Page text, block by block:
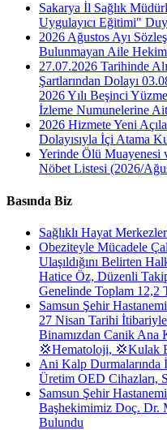
Sakarya İl Sağlık
Uygulayıcı Eğitimi"
2026 Ağustos Ayı
Bulunmayan Aile
27.07.2026 Tarihinde
Şartlarından Dolayı
2026 Yılı Beşinci
İzleme Numunelerine
2026 Hizmete Yeni
Dolayısıyla İçi Atama
Yerinde Ölü Muayenesi
Nöbet Listesi (2026/
Basında Biz
Sağlıklı Hayat
Obeziteyle Mücadele
Ulaşıldığını Belirten
Hatice Öz, Düzenli
Genelinde Toplam 12,2
Samsun Şehir
27 Nisan Tarihi
Binamızdan Canik Ana
💢Hematoloji, 💢Kulak
Ani Kalp Durmalarında
Üretim OED Cihazları,
Samsun Şehir
Başhekimimiz Doç. Dr.
Bulundu